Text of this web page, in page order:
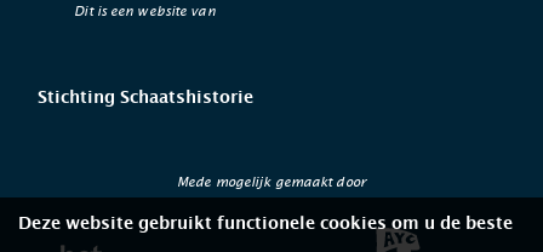
Dit is een website van
Stichting Schaatshistorie
Mede mogelijk gemaakt door
Deze website gebruikt functionele cookies om u de beste